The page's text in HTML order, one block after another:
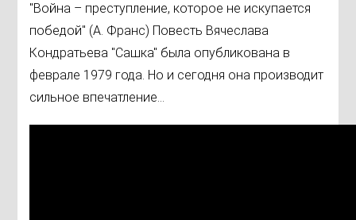
"Война – преступление, которое не искупается
победой" (А. Франс) Повесть Вячеслава
Кондратьева "Сашка" была опубликована в
феврале 1979 года. Но и сегодня она производит
сильное впечатление...